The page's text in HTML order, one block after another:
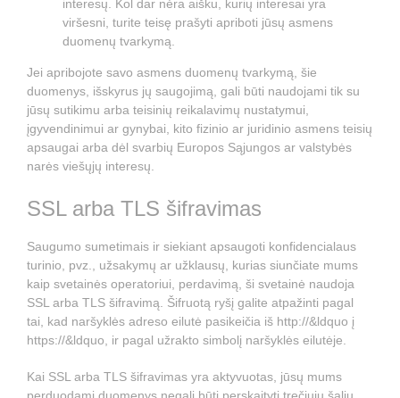
interesų. Kol dar nėra aišku, kurių interesai yra
viršesni, turite teisę prašyti apriboti jūsų asmens
duomenų tvarkymą.
Jei apribojote savo asmens duomenų tvarkymą, šie
duomenys, išskyrus jų saugojimą, gali būti naudojami tik su
jūsų sutikimu arba teisinių reikalavimų nustatymui,
įgyvendinimui ar gynybai, kito fizinio ar juridinio asmens teisių
apsaugai arba dėl svarbių Europos Sąjungos ar valstybės
narės viešųjų interesų.
SSL arba TLS šifravimas
Saugumo sumetimais ir siekiant apsaugoti konfidencialaus
turinio, pvz., užsakymų ar užklausų, kurias siunčiate mums
kaip svetainės operatoriui, perdavimą, ši svetainė naudoja
SSL arba TLS šifravimą. Šifruotą ryšį galite atpažinti pagal
tai, kad naršyklės adreso eilutė pasikeičia iš http://&ldquo į
https://&ldquo, ir pagal užrakto simbolį naršyklės eilutėje.
Kai SSL arba TLS šifravimas yra aktyvuotas, jūsų mums